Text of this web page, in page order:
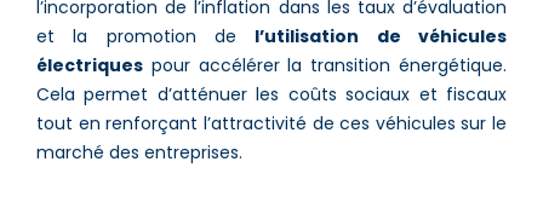
l’incorporation de l’inflation dans les taux d’évaluation
et la promotion de l’utilisation de véhicules
électriques pour accélérer la transition énergétique.
Cela permet d’atténuer les coûts sociaux et fiscaux
tout en renforçant l’attractivité de ces véhicules sur le
marché des entreprises.